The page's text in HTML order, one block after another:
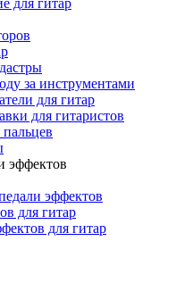
для гитар
за инструментами
для гитар
для гитаристов
эффектов
эффектов
для гитар
для гитар